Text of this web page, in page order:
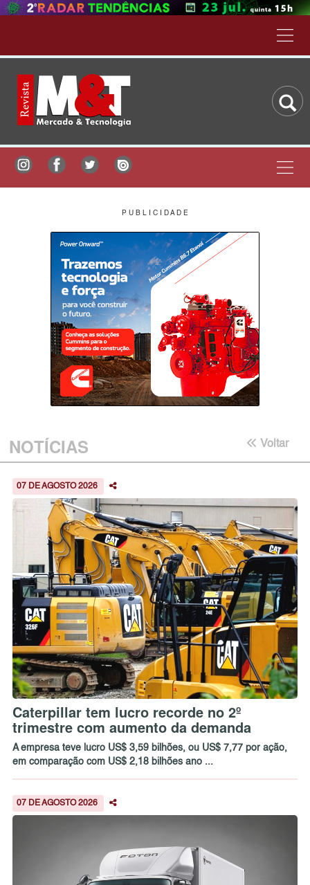
P U B L I C I D A D E
NOTÍCIAS Voltar
07 DE AGOSTO 2026
Caterpillar tem lucro recorde no 2º
trimestre com aumento da demanda
A empresa teve lucro US$ 3,59 bilhões, ou US$ 7,77 por ação,
em comparação com US$ 2,18 bilhões ano ...
07 DE AGOSTO 2026